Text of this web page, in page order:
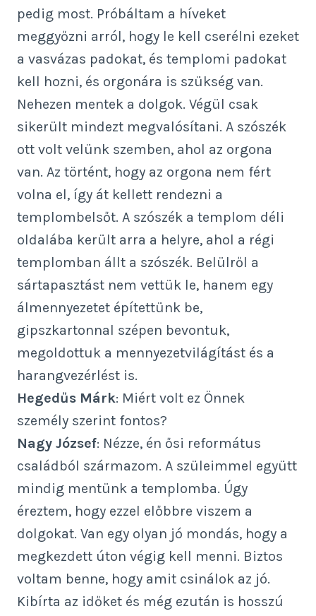
pedig most. Próbáltam a híveket
meggyőzni arról, hogy le kell cserélni ezeket
a vasvázas padokat, és templomi padokat
kell hozni, és orgonára is szükség van.
Nehezen mentek a dolgok. Végül csak
sikerült mindezt megvalósítani. A szószék
ott volt velünk szemben, ahol az orgona
van. Az történt, hogy az orgona nem fért
volna el, így át kellett rendezni a
templombelsőt. A szószék a templom déli
oldalába került arra a helyre, ahol a régi
templomban állt a szószék. Belülről a
sártapasztást nem vettük le, hanem egy
álmennyezetet építettünk be,
gipszkartonnal szépen bevontuk,
megoldottuk a mennyezetvilágítást és a
harangvezérlést is.
Hegedűs Márk: Miért volt ez Önnek
személy szerint fontos?
Nagy József: Nézze, én ősi református
családból származom. A szüleimmel együtt
mindig mentünk a templomba. Úgy
éreztem, hogy ezzel előbbre viszem a
dolgokat. Van egy olyan jó mondás, hogy a
megkezdett úton végig kell menni. Biztos
voltam benne, hogy amit csinálok az jó.
Kibírta az időket és még ezután is hosszú